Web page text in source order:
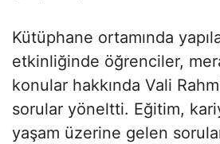
Kütüphane ortamında
etkinliğinde öğrenciler,
konular hakkında Vali
sorular yöneltti. Eğitim,
yaşam üzerine gelen